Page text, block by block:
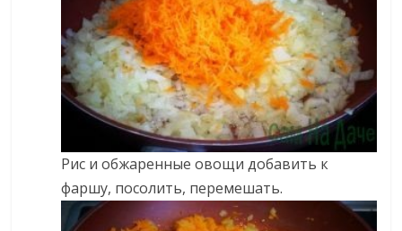
Рис и обжаренные овощи добавить к
фаршу, посолить, перемешать.